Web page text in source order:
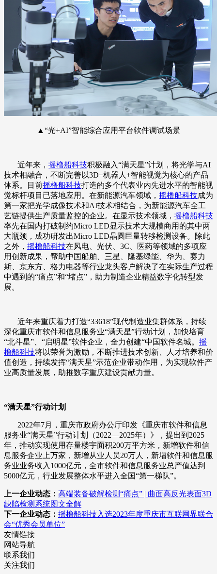
▲“光+AI”智能综合应用平台软件调试场景
近年来， 摇橹船科技积极融入“满天星”计划，将光学与AI
技术相融合，不断完善以3D+机器人+智能视觉为核心的产品
体系。目前摇橹船科技打造的多个代表业内先进水平的智能视
觉标杆项目已落地应用。在新能源汽车领域， 摇橹船科技成为
第一家把光学成像技术和AI技术相结合，为新能源汽车全工
艺链提供生产质量监控的企业。在显示技术领域， 摇橹船科技
率先在国内打破制约Micro LED显示技术大规模商用的其中两
大瓶颈，成功研发出Micro LED晶圆巨量转移检测设备。除此
之外， 摇橹船科技在风电、光伏、3C、医药等领域的多项应
用创新成果，帮助中国船舶、三星、隆基绿能、华为、赛力
斯、京东方、格力电器等行业龙头客户解决了在实际生产过程
中遇到的“痛点”和“堵点”，助力制造企业精益数字化转型发
展。
近年来重庆着力打造“33618”现代制造业集群体系，持续
深化重庆市软件和信息服务业“满天星”行动计划，加快培育
“北斗星”、“启明星”软件企业，全力创建“中国软件名城。 摇
橹船科技将以荣誉为激励，不断推进技术创新、人才培养和价
值创造，持续发挥“满天星”示范企业带动作用，为实现软件产
业高质量发展，助推数字重庆建设贡献力量。
“满天星”行动计划
2022年7月，重庆市政府办公厅印发《重庆市软件和信息
服务业“满天星”行动计划（2022—2025年）》，提出到2025
年，推动实现使用存量楼宇面积200万平方米，新增软件和信
息服务企业上万家，新增从业人员20万人，新增软件和信息服
务业业务收入1000亿元，全市软件和信息服务业总产值达到
5000亿元，行业发展整体水平进入全国“第一梯队”。
上一企业动态： 高端装备破解检测“痛点” | 曲面高反光表面3D
缺陷检测系统图文全解
下一企业动态： 摇橹船科技入选2023年度重庆市互联网界联合
会“优秀会员单位”
友情链接
网站导航
联系我们
关注我们